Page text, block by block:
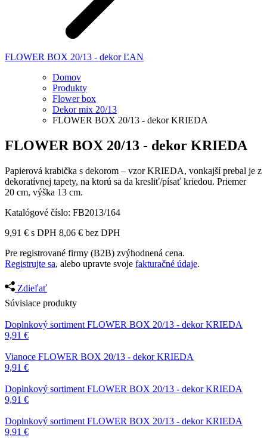
FLOWER BOX 20/13 - dekor ĽAN
Domov
Produkty
Flower box
Dekor mix 20/13
FLOWER BOX 20/13 - dekor KRIEDA
FLOWER BOX 20/13 - dekor KRIEDA
Papierová krabička s dekorom – vzor KRIEDA, vonkajší prebal je z
dekoratívnej tapety, na ktorú sa da kresliť/písať kriedou. Priemer
20 cm, výška 13 cm.
Katalógové číslo: FB2013/164
9,91 € s DPH 8,06 € bez DPH
Pre registrované firmy (B2B) zvýhodnená cena.
Registrujte sa, alebo upravte svoje fakturačné údaje.
Zdieľať
Súvisiace produkty
Doplnkový sortiment FLOWER BOX 20/13 - dekor KRIEDA
9,91 €
Vianoce FLOWER BOX 20/13 - dekor KRIEDA
9,91 €
Doplnkový sortiment FLOWER BOX 20/13 - dekor KRIEDA
9,91 €
Doplnkový sortiment FLOWER BOX 20/13 - dekor KRIEDA
9,91 €